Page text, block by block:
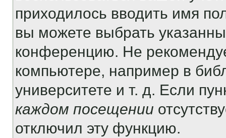
приходилось вводить имя
вы можете выбрать
конференцию. Не
компьютере, например в
университете и т. д. Если
каждом посещении
отключил эту функцию.